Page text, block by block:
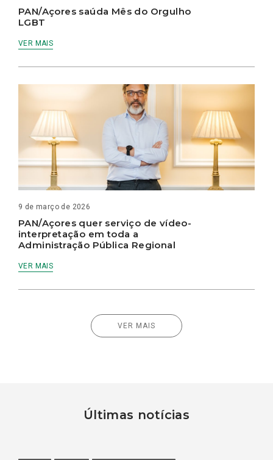
PAN/Açores saúda Mês do Orgulho
LGBT
VER MAIS
9 de março de 2026
PAN/Açores quer serviço de vídeo-
interpretação em toda a
Administração Pública Regional
VER MAIS
VER MAIS
Últimas notícias